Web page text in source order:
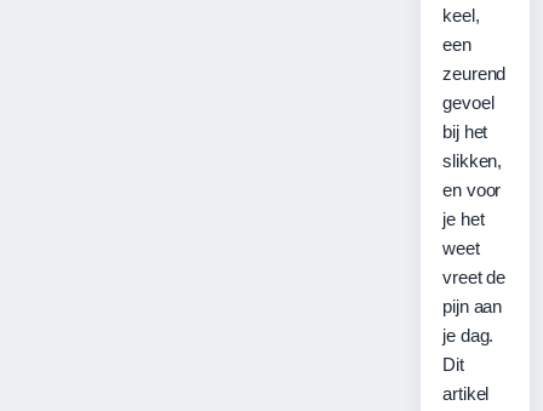
keel,
een
zeurend
gevoel
bij het
slikken,
en voor
je het
weet
vreet de
pijn aan
je dag.
Dit
artikel